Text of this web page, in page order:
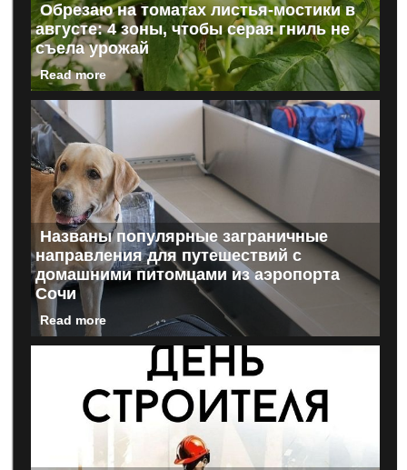
Обрезаю на томатах листья-мостики в
августе: 4 зоны, чтобы серая гниль не
съела урожай
Read more
Названы популярные заграничные
направления для путешествий с
домашними питомцами из аэропорта
Сочи
Read more